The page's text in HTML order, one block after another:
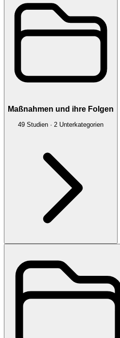
Maßnahmen und ihre Folgen
49 Studien · 2 Unterkategorien